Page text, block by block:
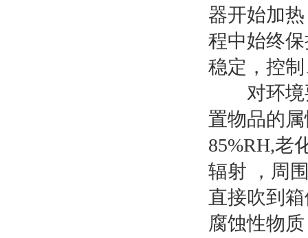
器开始加
程中始终
稳定，控
对环境要
置物品的
85%RH,老
辐射 ，周
直接吹到
腐蚀性物